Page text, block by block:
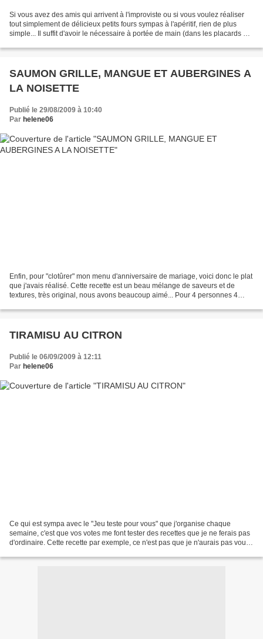
Si vous avez des amis qui arrivent à l'improviste ou si vous voulez réaliser
tout simplement de délicieux petits fours sympas à l'apéritif, rien de plus
simple... Il suffit d'avoir le nécessaire à portée de main (dans les placards et
SAUMON GRILLE, MANGUE ET AUBERGINES A
LA NOISETTE
Publié le 29/08/2009 à 10:40
Par helene06
Enfin, pour "clotûrer" mon menu d'anniversaire de mariage, voici donc le plat
que j'avais réalisé. Cette recette est un beau mélange de saveurs et de
textures, très original, nous avons beaucoup aimé... Pour 4 personnes 4
TIRAMISU AU CITRON
Publié le 06/09/2009 à 12:11
Par helene06
Ce qui est sympa avec le "Jeu teste pour vous" que j'organise chaque
semaine, c'est que vos votes me font tester des recettes que je ne ferais pas
d'ordinaire. Cette recette par exemple, ce n'est pas que je n'aurais pas voulu